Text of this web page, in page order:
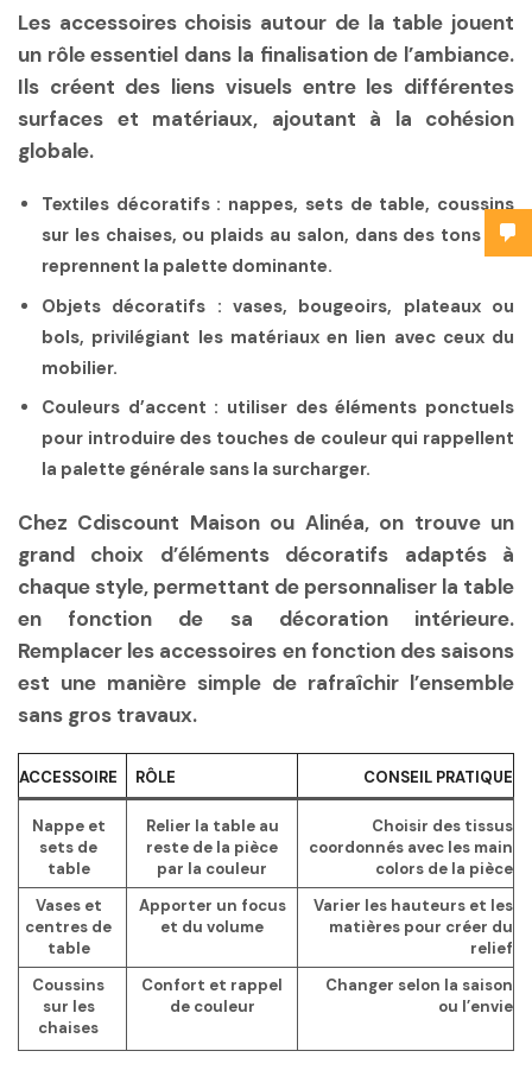
Les accessoires choisis autour de la table jouent
un rôle essentiel dans la finalisation de l’ambiance.
Ils créent des liens visuels entre les différentes
surfaces et matériaux, ajoutant à la cohésion
globale.
Textiles décoratifs: nappes, sets de table, coussins
sur les chaises, ou plaids au salon, dans des tons qui
reprennent la palette dominante.
Objets décoratifs : vases, bougeoirs, plateaux ou
bols, privilégiant les matériaux en lien avec ceux du
mobilier.
Couleurs d’accent : utiliser des éléments ponctuels
pour introduire des touches de couleur qui rappellent
la palette générale sans la surcharger.
Chez Cdiscount Maison ou Alinéa, on trouve un
grand choix d’éléments décoratifs adaptés à
chaque style, permettant de personnaliser la table
en fonction de sa décoration intérieure.
Remplacer les accessoires en fonction des saisons
est une manière simple de rafraîchir l’ensemble
sans gros travaux.
ACCESSOIRE RÔLE CONSEIL PRATIQUE
Nappe et
sets de
table
Relier la table au
reste de la pièce
par la couleur
Choisir des tissus
coordonnés avec les main
colors de la pièce
Vases et
centres de
table
Apporter un focus
et du volume
Varier les hauteurs et les
matières pour créer du
relief
Coussins
sur les
chaises
Confort et rappel
de couleur
Changer selon la saison
ou l’envie